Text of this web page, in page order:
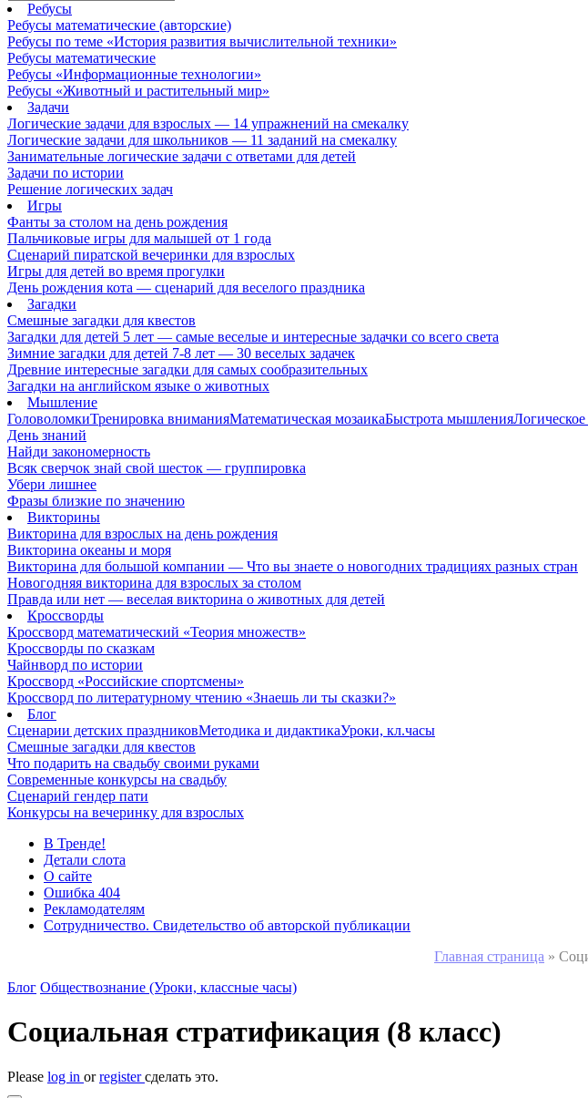
Ребусы
Ребусы математические (авторские)
Ребусы по теме «История развития вычислительной техники»
Ребусы математические
Ребусы «Информационные технологии»
Ребусы «Животный и растительный мир»
Задачи
Логические задачи для взрослых — 14 упражнений на смекалку
Логические задачи для школьников — 11 заданий на смекалку
Занимательные логические задачи с ответами для детей
Задачи по истории
Решение логических задач
Игры
Фанты за столом на день рождения
Пальчиковые игры для малышей от 1 года
Сценарий пиратской вечеринки для взрослых
Игры для детей во время прогулки
День рождения кота — сценарий для веселого праздника
Загадки
Смешные загадки для квестов
Загадки для детей 5 лет — самые веселые и интересные задачки со всего света
Зимние загадки для детей 7-8 лет — 30 веселых задачек
Древние интересные загадки для самых сообразительных
Загадки на английском языке о животных
Мышление
ГоловоломкиТренировка вниманияМатематическая мозаикаБыстрота мышления
День знаний
Найди закономерность
Всяк сверчок знай свой шесток — группировка
Убери лишнее
Фразы близкие по значению
Викторины
Викторина для взрослых на день рождения
Викторина океаны и моря
Викторина для большой компании — Что вы знаете о новогодних традициях разных стран
Новогодняя викторина для взрослых за столом
Правда или нет — веселая викторина о животных для детей
Кроссворды
Кроссворд математический «Теория множеств»
Кроссворды по сказкам
Чайнворд по истории
Кроссворд «Российские спортсмены»
Кроссворд по литературному чтению «Знаешь ли ты сказки?»
Блог
Сценарии детских праздниковМетодика и дидактикаУроки, кл.часы
Смешные загадки для квестов
Что подарить на свадьбу своими руками
Современные конкурсы на свадьбу
Сценарий гендер пати
Конкурсы на вечеринку для взрослых
В Тренде!
Детали слота
О сайте
Ошибка 404
Рекламодателям
Сотрудничество. Свидетельство об авторской публикации
Главная страница »
Блог Обществознание (Уроки, классные часы)
Социальная стратификация (8 класс)
Please log in orregisterсделать это.